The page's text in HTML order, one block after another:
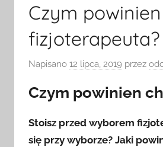
Czym
fizjoterapeuta?
Napisano 12 lipca, 2019 przez
Czym powinien
Stoisz przed wyborem
się przy wyborze? Jaki